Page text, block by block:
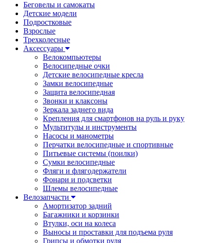
Беговелы и самокаты
Детские модели
Подростковые
Взрослые
Трехколесные
Аксессуары
Велокомпьютеры
Велосипедные очки
Детские велосипедные кресла
Замки велосипедные
Защита велосипедная
Звонки и клаксоны
Зеркала заднего вида
Крепления для смартфонов на руль и руку
Мультитулы и инструменты
Насосы и манометры
Перчатки велосипедные и спортивные
Питьевые системы (поилки)
Сумки велосипедные
Фляги и флягодержатели
Фонари и подсветки
Шлемы велосипедные
Велозапчасти
Амортизатор задний
Багажники и корзинки
Втулки, оси на колеса
Выносы и проставки для подъема руля
Грипсы и обмотки руля